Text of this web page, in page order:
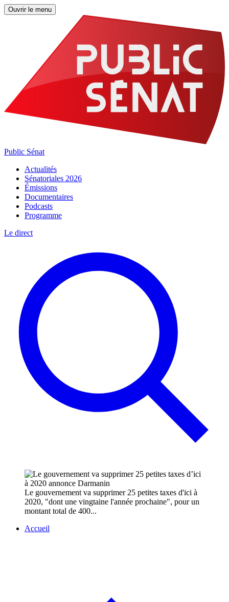
Ouvrir le menu
Public Sénat
Actualités
Sénatoriales 2026
Émissions
Documentaires
Podcasts
Programme
Le direct
Le gouvernement va supprimer 25 petites taxes d'ici à
2020, "dont une vingtaine l'année prochaine", pour un
montant total de 400...
Accueil